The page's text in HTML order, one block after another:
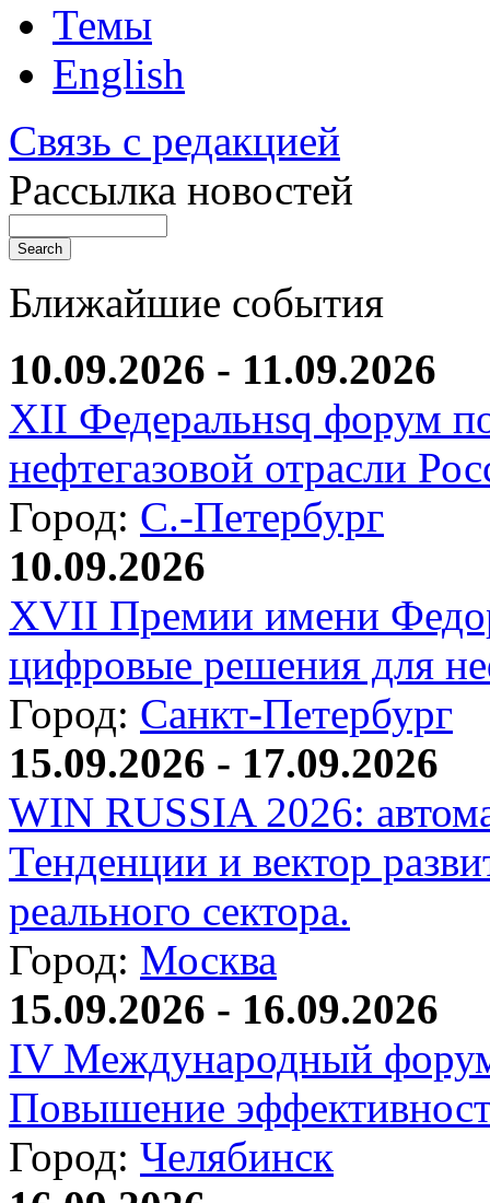
Темы
English
Связь с редакцией
Рассылка новостей
Ближайшие события
10.09.2026 - 11.09.2026
XII Федеральнsq форум
нефтегазовой отрасли
Город: С.-Петербург
10.09.2026
XVII Премии имени
цифровые решения для
Город: Санкт-Петербург
15.09.2026 - 17.09.2026
WIN RUSSIA 2026:
Тенденции и вектор
реального сектора.
Город: Москва
15.09.2026 - 16.09.2026
IV Международный
Повышение
Город: Челябинск